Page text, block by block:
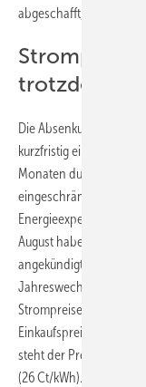
abgeschafft, sondern
Strompreise
trotzdem
Die Absenkung der
kurzfristig einen
Monaten durch
eingeschränkten
Energieexperte beim
August haben bereits
angekündigt – um
Jahreswechsel 2022/
Strompreiserhöhungen
Einkaufspreise sind
steht der Preis für das
(26 Ct/kWh). Zur